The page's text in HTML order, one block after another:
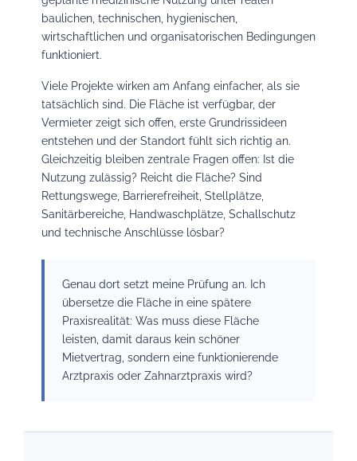
baulichen, technischen, hygienischen,
wirtschaftlichen und organisatorischen Bedingungen
funktioniert.
Viele Projekte wirken am Anfang einfacher, als sie
tatsächlich sind. Die Fläche ist verfügbar, der
Vermieter zeigt sich offen, erste Grundrissideen
entstehen und der Standort fühlt sich richtig an.
Gleichzeitig bleiben zentrale Fragen offen: Ist die
Nutzung zulässig? Reicht die Fläche? Sind
Rettungswege, Barrierefreiheit, Stellplätze,
Sanitärbereiche, Handwaschplätze, Schallschutz
und technische Anschlüsse lösbar?
Genau dort setzt meine Prüfung an. Ich
übersetze die Fläche in eine spätere
Praxisrealität: Was muss diese Fläche
leisten, damit daraus kein schöner
Mietvertrag, sondern eine funktionierende
Arztpraxis oder Zahnarztpraxis wird?